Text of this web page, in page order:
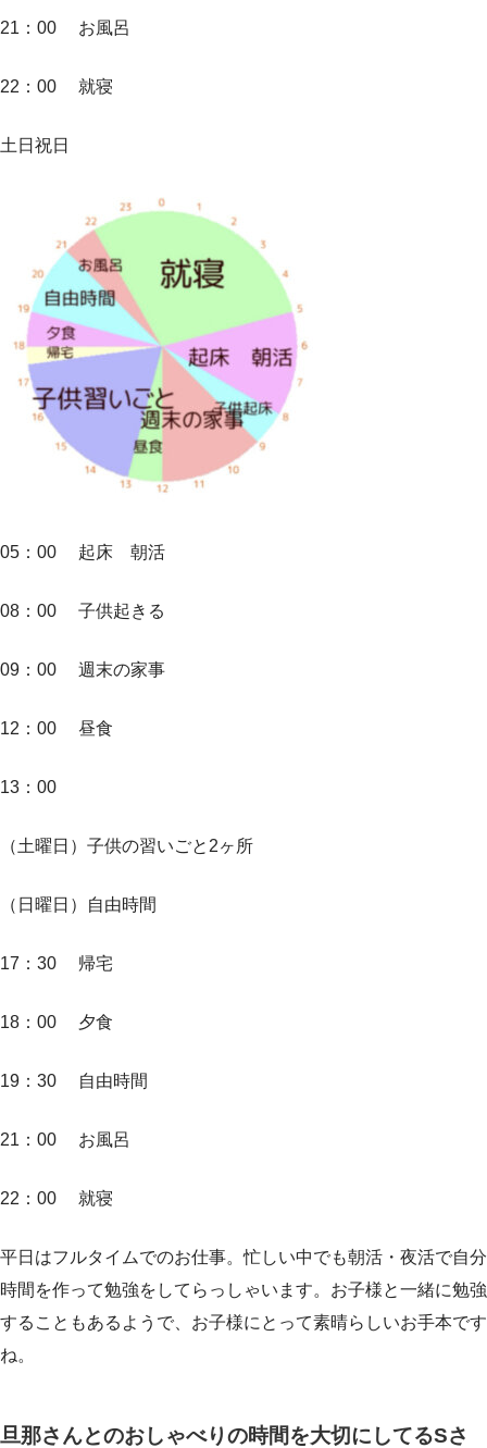
21：00 お風呂
22：00 就寝
土日祝日
05：00 起床 朝活
08：00 子供起きる
09：00 週末の家事
12：00 昼食
13：00
（土曜日）子供の習いごと2ヶ所
（日曜日）自由時間
17：30 帰宅
18：00 夕食
19：30 自由時間
21：00 お風呂
22：00 就寝
平日はフルタイムでのお仕事。忙しい中でも朝活・夜活で自分
時間を作って勉強をしてらっしゃいます。お子様と一緒に勉強
することもあるようで、お子様にとって素晴らしいお手本です
ね。
旦那さんとのおしゃべりの時間を大切にしてるSさ